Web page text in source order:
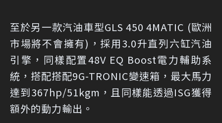
至於另一款汽油車型GLS 450 4MATIC (歐洲
市場將不會擁有)，採用3.0升直列六缸汽油
引擎，同樣配置48V EQ Boost電力輔助系
統，搭配搭配9G-TRONIC變速箱，最大馬力
達到367hp/51kgm，且同樣能透過ISG獲得
額外的動力輸出。